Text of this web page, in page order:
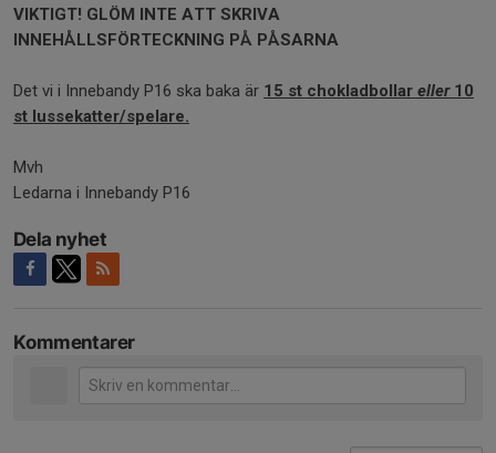
VIKTIGT! GLÖM INTE ATT SKRIVA
INNEHÅLLSFÖRTECKNING PÅ PÅSARNA
Det vi i Innebandy P16 ska baka är 15 st chokladbollar eller10
st lussekatter/spelare.
Mvh
Ledarna i Innebandy P16
Dela nyhet
Kommentarer